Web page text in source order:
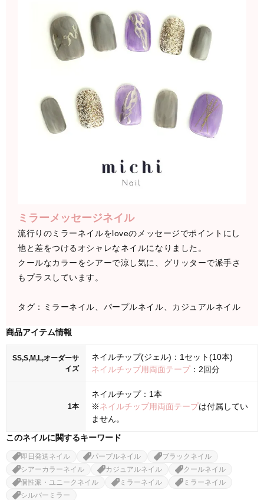
ミラーメッセージネイル
流行りのミラーネイルをloveのメッセージでポイントにし
他と差をつけるオシャレなネイルになりました。
クールなカラーをシアーで涼し気に、グリッターで派手さ
もプラスしています。
タグ：ミラーネイル、パープルネイル、カジュアルネイル
商品アイテム情報
SS,S,M,L,オーダーサ
イズ
ネイルチップ(ジェル)：1セット(10本)
ネイルチップ用両面テープ：2回分
1本
ネイルチップ：1本
※ネイルチップ用両面テープは付属してい
ません。
このネイルに関するキーワード
即日発送ネイル パープルネイル
ブラックネイル
シアーカラーネイル
カジュアルネイル
クールネイル
個性派・ユニークネイル
ミラーネイル
ミラーネイル
シルバーミラー